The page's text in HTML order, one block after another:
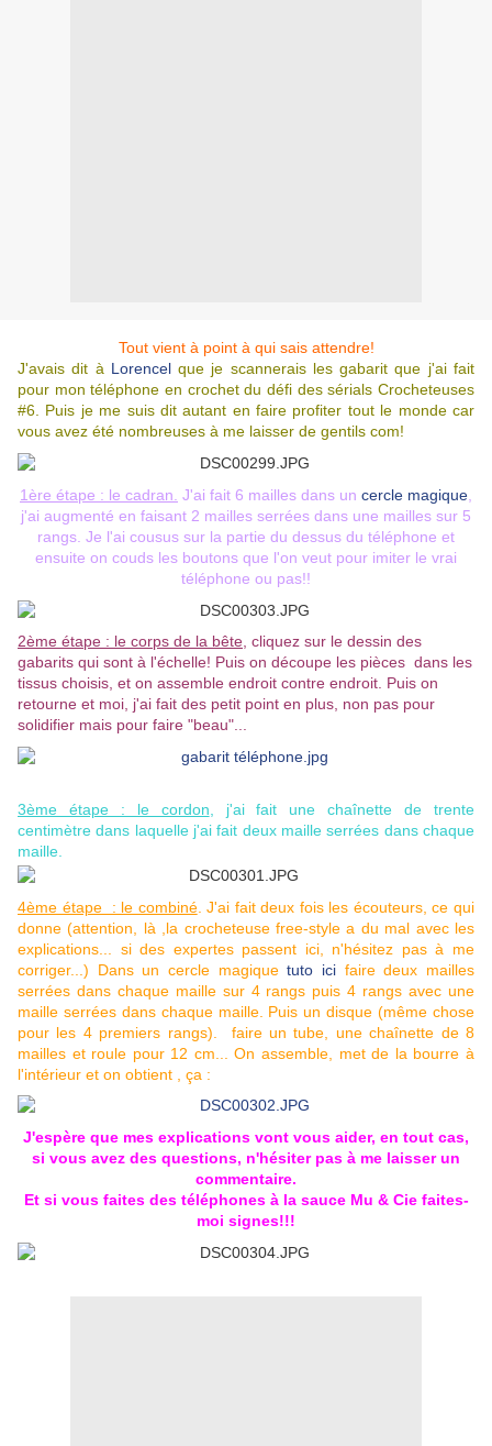
Tout vient à point à qui sais attendre!
J'avais dit à Lorencelque je scannerais les gabarit que j'ai fait
pour mon téléphone en crochet du défi des sérials Crocheteuses
#6. Puis je me suis dit autant en faire profiter tout le monde car
vous avez été nombreuses à me laisser de gentils com!
1ère étape : le cadran. J'ai fait 6 mailles dans un cercle magique
j'ai augmenté en faisant 2 mailles serrées dans une mailles sur 5
rangs. Je l'ai cousus sur la partie du dessus du téléphone et
ensuite on couds les boutons que l'on veut pour imiter le vrai
téléphone ou pas!!
2ème étape : le corps de la bête, cliquez sur le dessin des
gabarits qui sont à l'échelle! Puis on découpe les pièces dans les
tissus choisis, et on assemble endroit contre endroit. Puis on
retourne et moi, j'ai fait des petit point en plus, non pas pour
solidifier mais pour faire "beau"...
3ème étape : le cordon , j'ai fait une chaînette de trente
centimètre dans laquelle j'ai fait deux maille serrées dans chaque
maille.
4ème étape : le combiné. J'ai fait deux fois les écouteurs, ce qui
donne (attention, là ,la crocheteuse free-style a du mal avec les
explications... si des expertes passent ici, n'hésitez pas à me
corriger...) Dans un cercle magiquetuto ici faire deux mailles
serrées dans chaque maille sur 4 rangs puis 4 rangs avec une
maille serrées dans chaque maille. Puis un disque (même chose
pour les 4 premiers rangs). faire un tube, une chaînette de 8
mailles et roule pour 12 cm... On assemble, met de la bourre à
l'intérieur et on obtient , ça :
J'espère que mes explications vont vous aider, en tout cas,
si vous avez des questions, n'hésiter pas à me laisser un
commentaire.
Et si vous faites des téléphones à la sauce Mu & Cie faites-
moi signes!!!